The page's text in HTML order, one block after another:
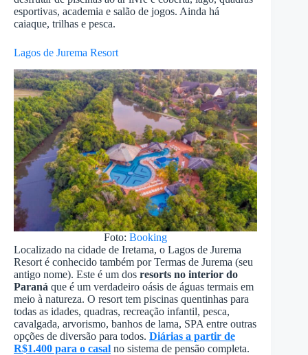
esportivas, academia e salão de jogos. Ainda há
caiaque, trilhas e pesca.
Lagos de Jurema Resort
Foto:Booking
Localizado na cidade de Iretama, o Lagos de Jurema
Resort é conhecido também por Termas de Jurema (seu
antigo nome). Este é um dos resorts no interior do
Paraná que é um verdadeiro oásis de águas termais em
meio à natureza. O resort tem piscinas quentinhas para
todas as idades, quadras, recreação infantil, pesca,
cavalgada, arvorismo, banhos de lama, SPA entre outras
opções de diversão para todos. Diárias a partir de
R$1.400 para o casal no sistema de pensão completa.